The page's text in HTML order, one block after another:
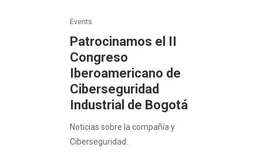
Events
Patrocinamos el II
Congreso
Iberoamericano de
Ciberseguridad
Industrial de Bogotá
Noticias sobre la compañía y
Ciberseguridad.